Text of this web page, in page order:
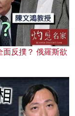
反撲？ 俄羅斯欲